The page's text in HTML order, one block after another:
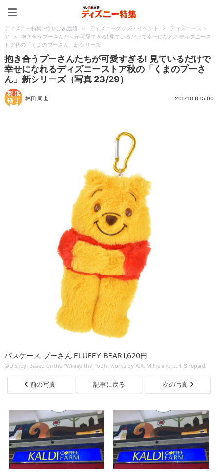
ディズニー特集 -ウレぴあ総研 > ディズニーグッズ・イベント >
ディズニースト
ア
>
抱き合うプーさんたちが可愛すぎる! 見ているだけで幸せになれるディズニース
トア秋の「くまのプーさん」新シリーズ
抱き合うプーさんたちが可愛すぎる! 見ているだけで
幸せになれるディズニーストア秋の「くまのプーさ
ん」新シリーズ（写真 23/29）
林田 周也 2017.10.8 15:00
パスケース プーさん FLUFFY BEAR1,620円
©Disney. Based on the "Winnie the Pooh" works by A.A. Milne and E.H. Shepard.
前の写真 記事に戻る 次の写真